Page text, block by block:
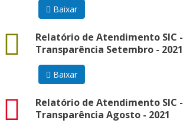
Baixar
Relatório de Atendimento SIC
Transparência Setembro - 2021
docx
Baixar
Relatório de Atendimento SIC
Transparência Agosto - 2021
pdf